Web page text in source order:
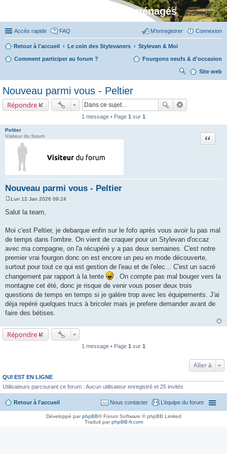
Stylevan - Vans aménagés
Accès rapide FAQ Connexion
M’enregistrer
Retour à l'accueil Le coin des Stylevaners Stylevan & Moi
Comment participer au forum ? Fourgons neufs & d'occasion
Site web
ch
Nouveau parmi vous - Peltier
Répondre
1 message • Page 1 sur 1
Peltier
Visiteur du forum
Nouveau parmi vous - Peltier
Citation
e
s
g
e
Lun 12 Jan 2026 09:24
Salut la team,
Moi c'est Peltier, je debarque enfin sur le fofo après vous avoir lu pas mal
de temps dans l'ombre. On vient de craquer pour un Stylevan d'occaz
avec ma compagne, on l'a récupéré y a pas deux semaines. C'est notre
premier vrai fourgon donc on est encore un peu en mode découverte,
surtout pour tout ce qui est gestion de l'eau et de l'elec... C'est un sacré
changement par rapport à la tente
. On compte pas mal bouger vers la
montagne cet été, donc je risque de venir vous poser deux trois
questions de temps en temps si je galère trop avec les équipements. J'ai
déja repéré quelques trucs à bricoler mais je prefere demander avant de
faire des bétises.
Répondre
1 message • Page 1 sur 1
Aller à
QUI EST EN LIGNE
Utilisateurs parcourant ce forum : Aucun utilisateur enregistré et 25 invités
Retour à l'accueil L’équipe du forum
Nous contacter
Développé parphpBB® Forum Software © phpBB Limited
Traduit parphpBB-fr.com